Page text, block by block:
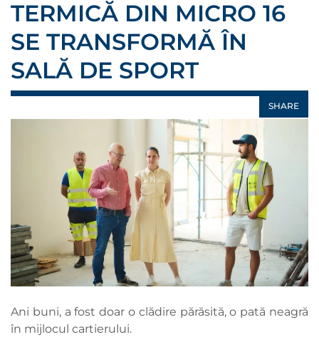
TERMICĂ DIN MICRO 16
SE TRANSFORMĂ ÎN
SALĂ DE SPORT
SHARE
Ani buni, a fost doar o clădire părăsită, o pată neagră
în mijlocul cartierului.